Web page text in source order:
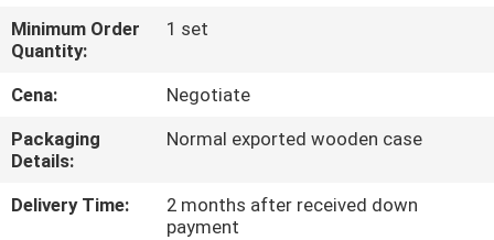
WYCIECZKA
FABRYCZNA
KONTROLA
JAKOŚCI
Minimum Order
Quantity:
1 set
Cena:
Negotiate
Packaging
Details:
Normal exported wooden case
Delivery Time:
2 months after received down
payment